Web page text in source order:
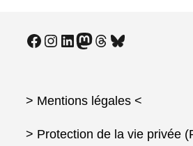
Facebook
Instagram
LinkedIn
Mastodon
ThreadsBluesky
> Mentions légales <
> Protection de la vie privée